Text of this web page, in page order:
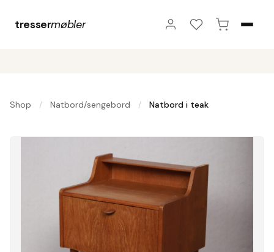
tressermøbler
Shop / Natbord/sengebord / Natbord i teak